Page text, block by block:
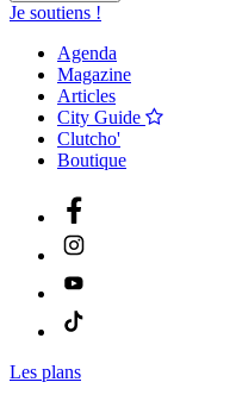
Je soutiens !
Agenda
Magazine
Articles
City Guide
Clutcho'
Boutique
Les plans